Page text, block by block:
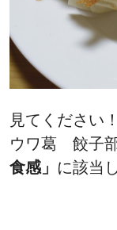
見てください
ウワ葛 餃子
食感」 に該当